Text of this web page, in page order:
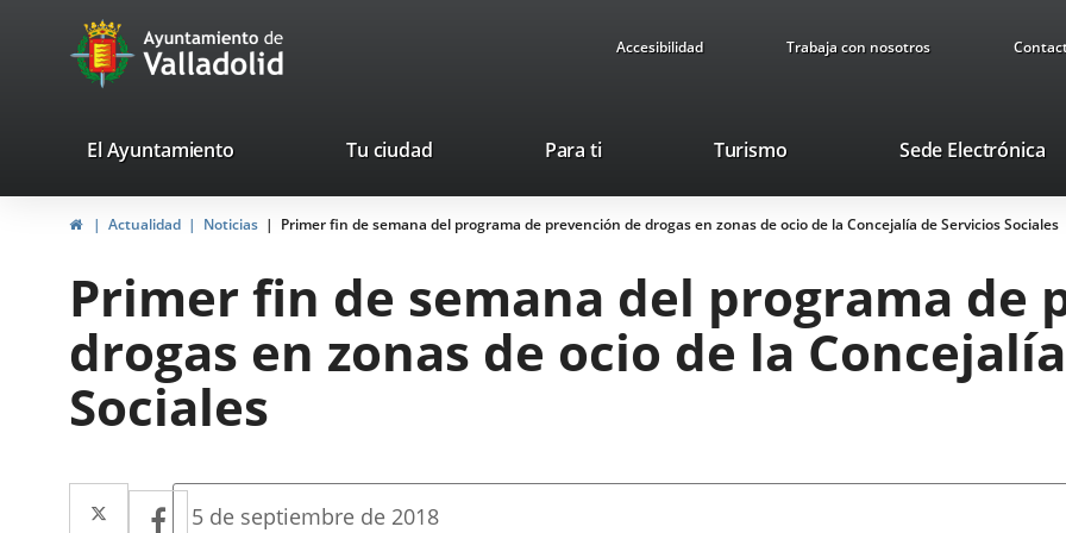
Portal
Web
Ayuntamiento
de
Accesibilidad Trabaja con nosotros
valladolid.es
El Ayuntamiento Tu ciudad Para ti TurismoEste
se
abrirá
ventana
nueva.
Sede Electrónica
InicioActualidad Noticias Primer fin de semana del programa de prevención de drogas en zonas de ocio de la Concejalía de Servicios Sociales
Primer fin de semana del programa de
drogas en zonas de ocio de la
Sociales
Twitter
EnlaceFacebook
Enlace
Fecha
5 de septiembre de 2018